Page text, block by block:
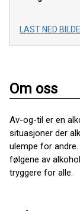
LAST NED BILDE
Om oss
Av-og-til er en
situasjoner der
ulempe for
følgene av
tryggere for alle.